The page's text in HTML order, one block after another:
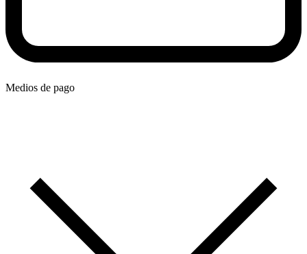
Medios de pago